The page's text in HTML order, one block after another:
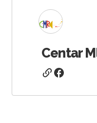
Centar